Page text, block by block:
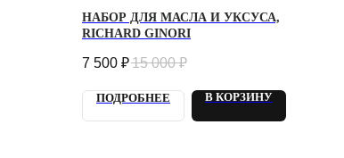
НАБОР ДЛЯ МАСЛА И УКСУСА,
RICHARD GINORI
7 500 ₽15 000 ₽
ПОДРОБНЕЕ В КОРЗИНУ